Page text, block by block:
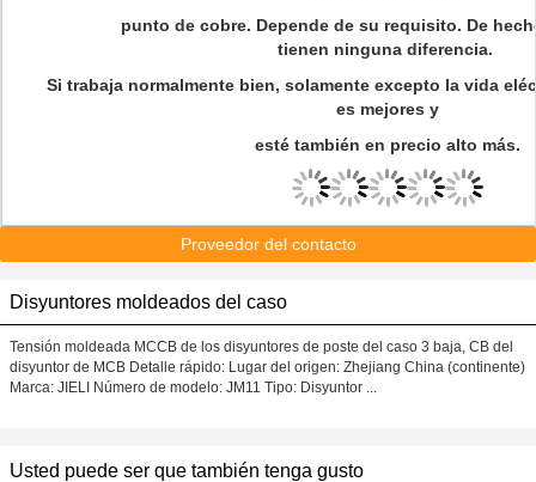
punto de cobre. Depende de su requisito. De
tienen ninguna diferencia.
Si trabaja normalmente bien, solamente excepto la vida
es mejores y
esté también en precio alto más.
Proveedor del contacto
Disyuntores moldeados del caso
Tensión moldeada MCCB de los disyuntores de poste del caso 3 baja, CB del
disyuntor de MCB Detalle rápido: Lugar del origen: Zhejiang China (continente)
Marca: JIELI Número de modelo: JM11 Tipo: Disyuntor ...
Usted puede ser que también tenga gusto